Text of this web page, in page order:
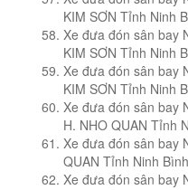
KIM SƠN Tỉnh Ninh
Xe đưa đón sân bay
KIM SƠN Tỉnh Ninh
Xe đưa đón sân bay
KIM SƠN Tỉnh Ninh
Xe đưa đón sân bay
H. NHO QUAN Tỉnh
Xe đưa đón sân bay
QUAN Tỉnh Ninh Bình
Xe đưa đón sân bay